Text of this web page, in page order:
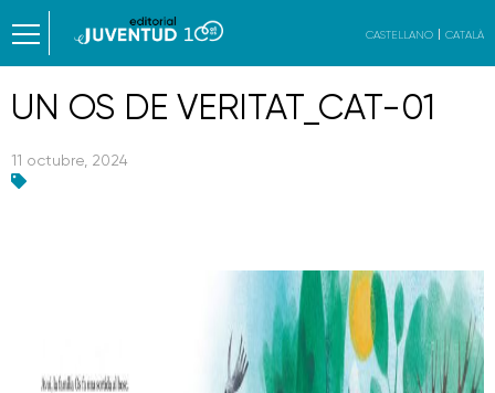
CASTELLANO CATALÀ
UN OS DE VERITAT_CAT-01
11 octubre, 2024